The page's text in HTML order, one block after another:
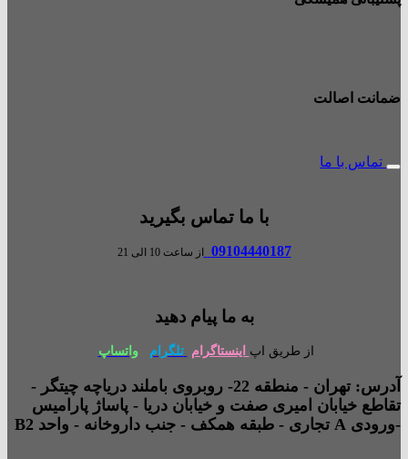
ضمانت اصالت
تماس با ما
با ما تماس بگیرید
09104440187 از ساعت 10 الی 21
به ما پیام دهید
از طریق اپ اینستاگرام تلگرام واتساپ
آدرس: تهران - منطقه 22- روبروی باملند دریاچه چیتگر -
تقاطع خیابان امیری صفت و خیابان دریا - پاساژ پارامیس
-ورودی A تجاری - طبقه همکف - جنب داروخانه - واحد B2